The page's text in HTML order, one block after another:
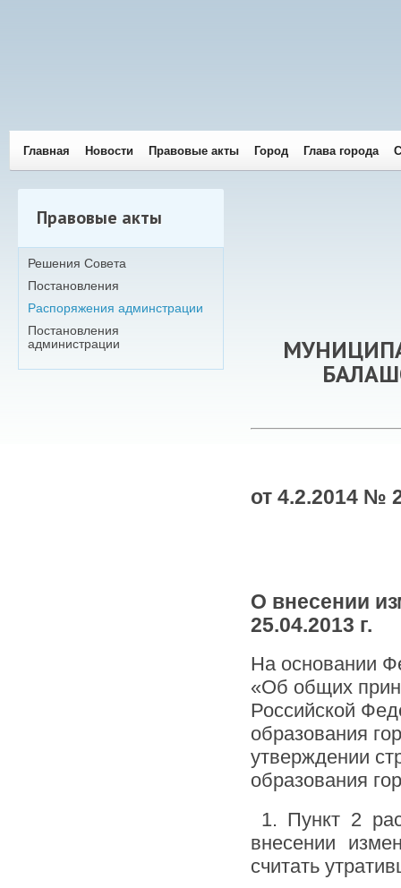
Главная Новости Правовые акты Город Глава города
Правовые акты
Решения Совета
Постановления
Распоряжения админстрации
Постановления
администрации
от 4.2.2014 №
О внесении
25.04.2013 г.
На основании
«Об общих
Российской
образования
утверждении
образования
1. Пункт 2
внесении
считать